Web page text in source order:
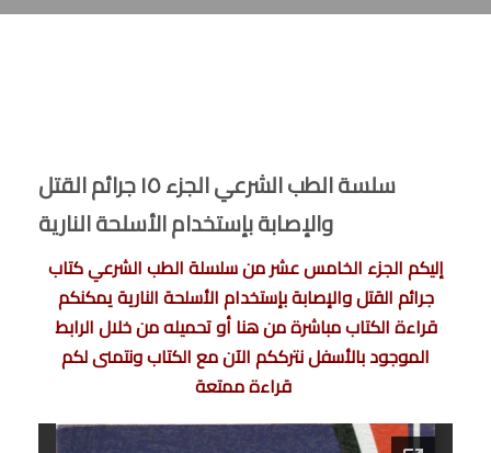
سلسة الطب الشرعي الجزء ١٥ جرائم القتل
والإصابة بإستخدام الأسلحة النارية
إليكم الجزء الخامس عشر من سلسلة الطب الشرعي كتاب
جرائم القتل والإصابة بإستخدام الأسلحة النارية يمكنكم
قراءة الكتاب مباشرة من هنا أو تحميله من خلال الرابط
الموجود بالأسفل نترككم الآن مع الكتاب ونتمنى لكم